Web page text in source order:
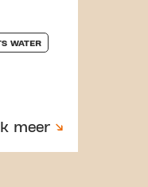
WATER
meer